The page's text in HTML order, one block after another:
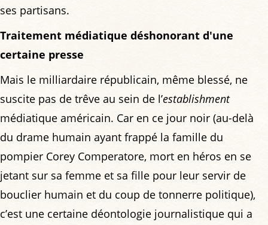
ses partisans.
Traitement médiatique déshonorant d'une
certaine presse
Mais le milliardaire républicain, même blessé, ne
suscite pas de trêve au sein de l’establishment
médiatique américain. Car en ce jour noir (au-delà
du drame humain ayant frappé la famille du
pompier Corey Comperatore, mort en héros en se
jetant sur sa femme et sa fille pour leur servir de
bouclier humain et du coup de tonnerre politique),
c’est une certaine déontologie journalistique qui a